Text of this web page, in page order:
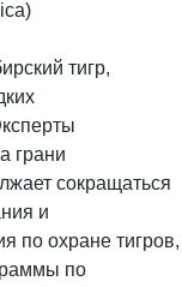
тигр,
грани
сокращаться
и
по охране тигров,
по